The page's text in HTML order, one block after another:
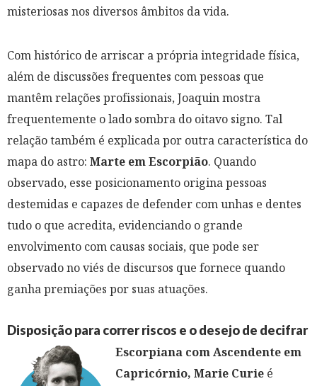
misteriosas nos diversos âmbitos da vida.
Com histórico de arriscar a própria integridade física,
além de discussões frequentes com pessoas que
mantêm relações profissionais, Joaquin mostra
frequentemente o lado sombra do oitavo signo. Tal
relação também é explicada por outra característica do
mapa do astro: Marte em Escorpião. Quando
observado, esse posicionamento origina pessoas
destemidas e capazes de defender com unhas e dentes
tudo o que acredita, evidenciando o grande
envolvimento com causas sociais, que pode ser
observado no viés de discursos que fornece quando
ganha premiações por suas atuações.
Disposição para correr riscos e o desejo de decifrar
Escorpiana com Ascendente em
Capricórnio, Marie Curie é